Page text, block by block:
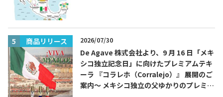
商品リリース 2026/07/30
De Agave 株式会社より、9 月 16 日「メキ
シコ独立記念日」に向けたプレミアムテキ
ーラ 『コラレホ（Corralejo）』 展開のご
案内〜 メキシコ独立の父ゆかりのプレミア